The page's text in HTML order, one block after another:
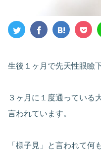
生後１ヶ月で先天性眼瞼
３ヶ月に１度通っている
言われています。
「様子見」と言われて何